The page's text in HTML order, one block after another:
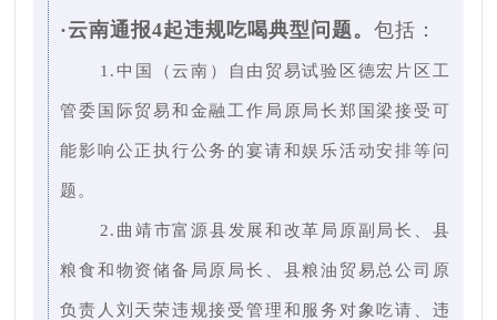
·云南通报4起违规吃喝典型问题。包括：
1.中国（云南）自由贸易试验区德宏片区工
管委国际贸易和金融工作局原局长郑国梁接受可
能影响公正执行公务的宴请和娱乐活动安排等问
题。
2.曲靖市富源县发展和改革局原副局长、县
粮食和物资储备局原局长、县粮油贸易总公司原
负责人刘天荣违规接受管理和服务对象吃请、违